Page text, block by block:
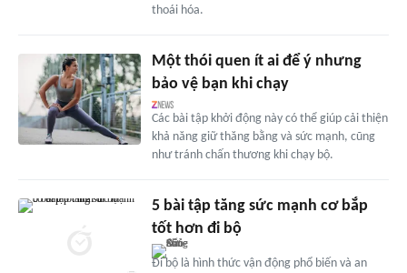
thoái hóa.
Một thói quen ít ai để ý nhưng
bảo vệ bạn khi chạy
Các bài tập khởi động này có thể giúp cải thiện
khả năng giữ thăng bằng và sức mạnh, cũng
như tránh chấn thương khi chạy bộ.
5 bài tập tăng sức mạnh cơ bắp
tốt hơn đi bộ
Đi bộ là hình thức vận động phổ biến và an